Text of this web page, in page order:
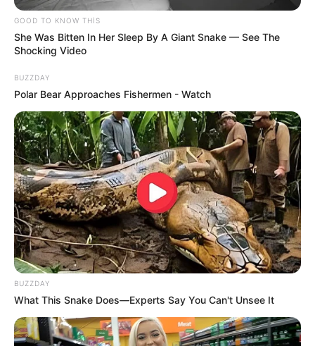
19:09 / 06 Avqust 2026
Şəxs məcburi nikahda saxlanıla bilərmi?
—Vəkildən AÇIQLAMA
19:05 / 06 Avqust 2026
Bəzi marşrutların hərəkətistiqamətləri
dəyişdi
GOOD TO KNOW THIS
She Was Bitten In Her Sleep By A Giant Snake — See The
Shocking Video
BUZZDAY
Polar Bear Approaches Fishermen - Watch
BUZZDAY
What This Snake Does—Experts Say You Can't Unsee It